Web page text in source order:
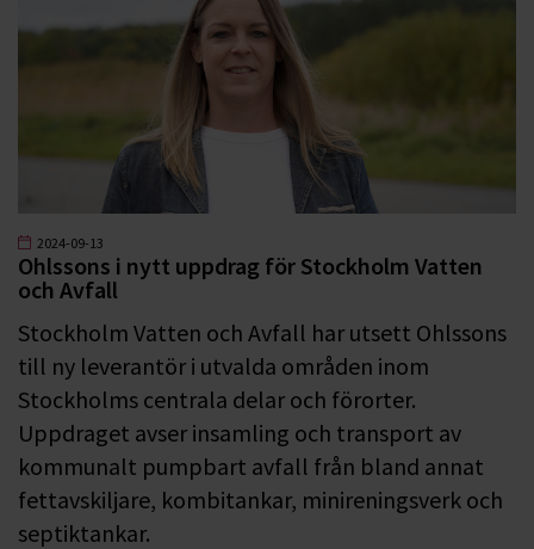
2024-09-13
Ohlssons i nytt uppdrag för Stockholm Vatten
och Avfall
Stockholm Vatten och Avfall har utsett Ohlssons
till ny leverantör i utvalda områden inom
Stockholms centrala delar och förorter.
Uppdraget avser insamling och transport av
kommunalt pumpbart avfall från bland annat
fettavskiljare, kombitankar, minireningsverk och
septiktankar.